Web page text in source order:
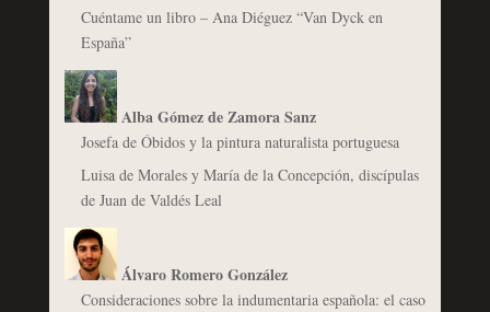
Cuéntame un libro – Ana Diéguez “Van Dyck en
España”
Alba Gómez de Zamora Sanz
Josefa de Óbidos y la pintura naturalista portuguesa
Luisa de Morales y María de la Concepción, discípulas
de Juan de Valdés Leal
Álvaro Romero González
Consideraciones sobre la indumentaria española: el caso